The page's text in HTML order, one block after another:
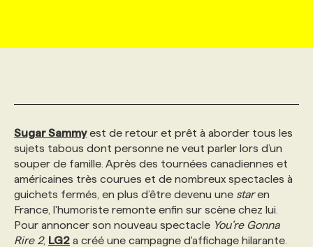
PRIX ET DISTINCTIONS
TENDANCES
GEO/SEO
ÉVÉNEMENTIEL
ANNONCEZ AVEC NOUS
FAQ
ANNONCEZ AVEC NOUS
ANNONCEZ AVEC NOUS
NOS PARCOURS DE FORMATIONS
FORMATIONS PERSONNALISÉES
NOS FORMATEUR‧RICES
SERVICE DE CHASSE DE TÊTE
NOS TARIFS
NOS EXPERTISES
Sugar Sammyest de retour et prêt à aborder tous les
sujets tabous dont personne ne veut parler lors d’un
souper de famille. Après des tournées canadiennes et
américaines très courues et de nombreux spectacles à
guichets fermés, en plus d’être devenu une staren
France, l'humoriste remonte enfin sur scène chez lui.
Pour annoncer son nouveau spectacle You’re Gonna
Rire 2, LG2 a créé une campagne d'affichage hilarante.